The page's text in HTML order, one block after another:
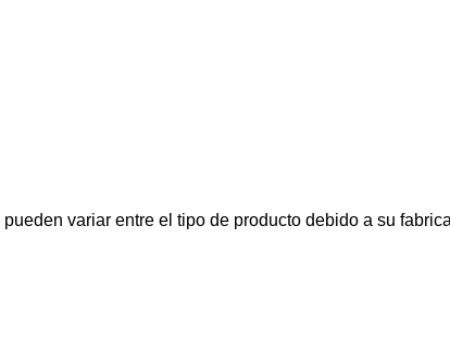
variar entre el tipo de producto debido a su